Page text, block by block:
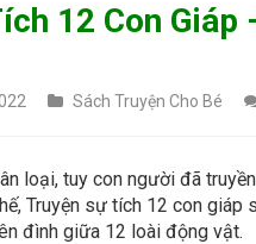
12 Con Giáp
Sách Truyện Cho Bé
loại, tuy con người đã
Truyện sự tích 12 con giáp
đình giữa 12 loài động vật.